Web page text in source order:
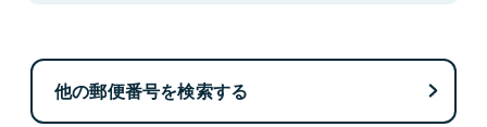
他の郵便番号を検索する